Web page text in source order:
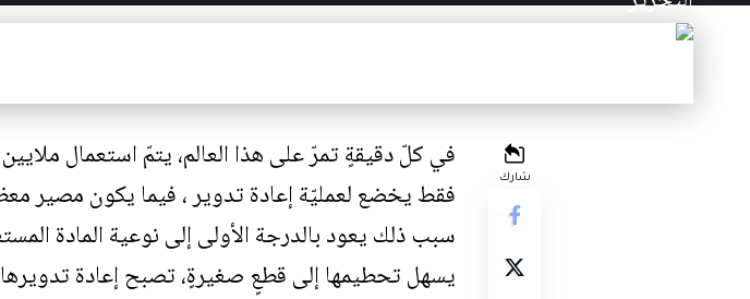
شارك
في كلّ دقيقةٍ تمرّ على هذا العالم، يتمّ استعمال
فقط يخضع لعمليّة إعادة تدوير ، فيما يكون مصير
سبب ذلك يعود بالدرجة الأولى إلى نوعية المادة
يسهل تحطيمها إلى قطعٍ صغيرةٍ، تصبح إعادة